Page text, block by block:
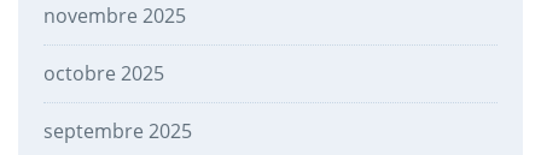
novembre 2025
octobre 2025
septembre 2025